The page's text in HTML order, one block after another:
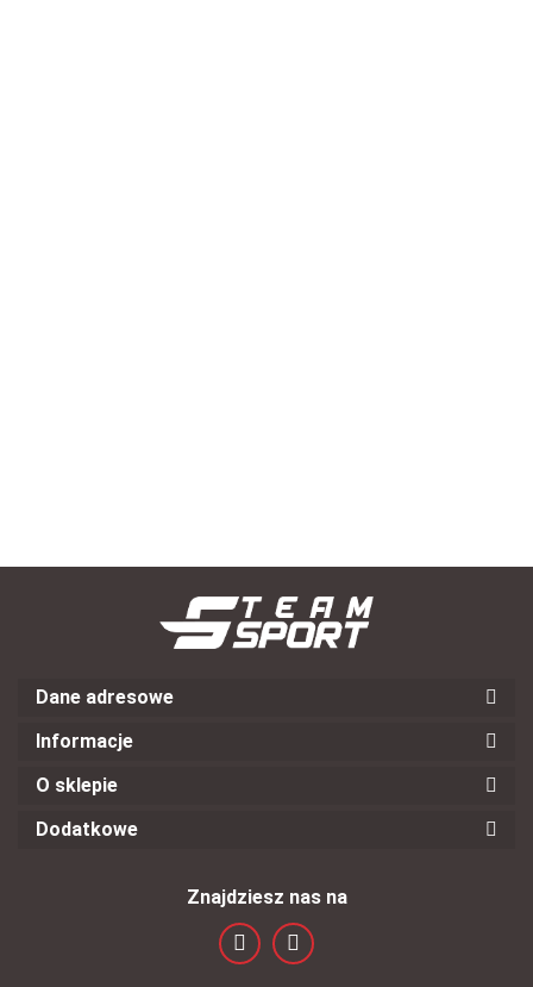
Dane adresowe
Informacje
O sklepie
Dodatkowe
Znajdziesz nas na